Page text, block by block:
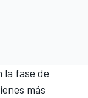
la fase de
más